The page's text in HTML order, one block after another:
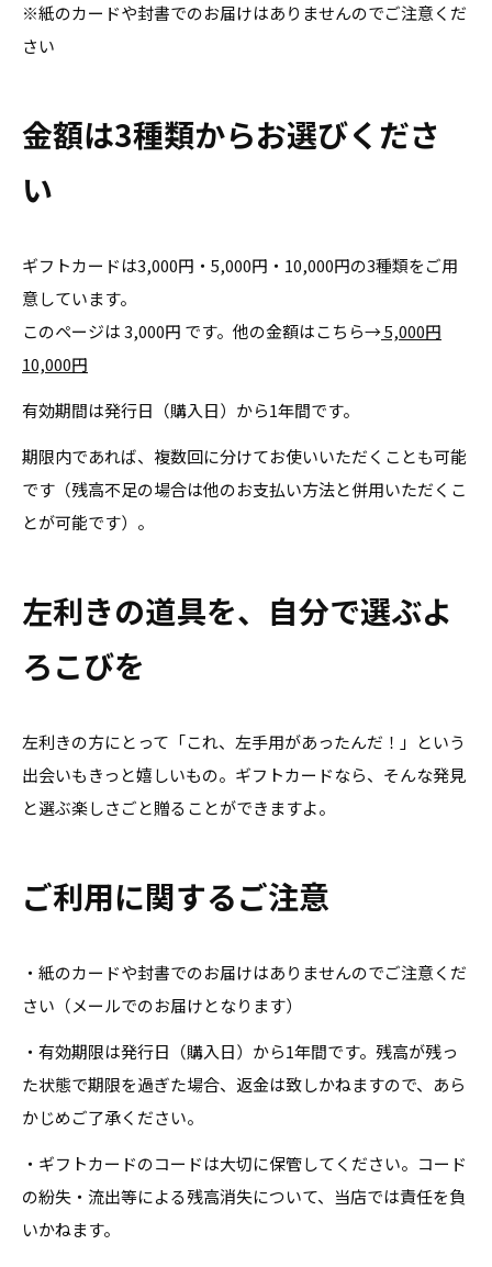
※紙のカードや封書でのお届けはありませんのでご注意くだ
さい
金額は3種類からお選びくださ
い
ギフトカードは3,000円・5,000円・10,000円の3種類をご用
意しています。
このページは 3,000円 です。他の金額はこちら→5,000円
10,000円
有効期間は発行日（購入日）から1年間です。
期限内であれば、複数回に分けてお使いいただくことも可能
です（残高不足の場合は他のお支払い方法と併用いただくこ
とが可能です）。
左利きの道具を、自分で選ぶよ
ろこびを
左利きの方にとって「これ、左手用があったんだ！」という
出会いもきっと嬉しいもの。ギフトカードなら、そんな発見
と選ぶ楽しさごと贈ることができますよ。
ご利用に関するご注意
・紙のカードや封書でのお届けはありませんのでご注意くだ
さい（メールでのお届けとなります）
・有効期限は発行日（購入日）から1年間です。残高が残っ
た状態で期限を過ぎた場合、返金は致しかねますので、あら
かじめご了承ください。
・ ギフトカードのコードは大切に保管してください。コード
の紛失・流出等による残高消失について、当店では責任を負
いかねます。